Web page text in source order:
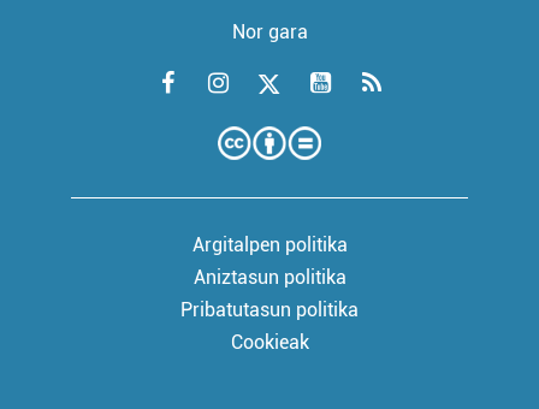
Nor gara
Argitalpen politika
Aniztasun politika
Pribatutasun politika
Cookieak